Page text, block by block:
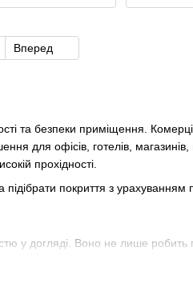
та безпеки приміщення.
для офісів, готелів,
прохідності.
підібрати покриття з урахуванням
у догляді. Воно не лише
Вперед